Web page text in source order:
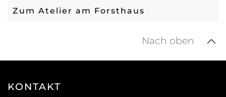
Zum Atelier am Forsthaus
Nach oben
KONTAKT